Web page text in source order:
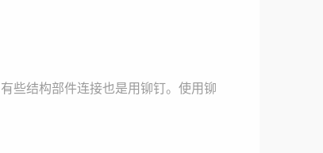
些结构部件连接也是用铆钉。使用铆